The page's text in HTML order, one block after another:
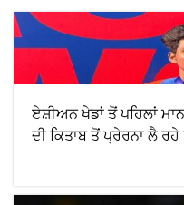
ਏਸ਼ੀਅਨ ਖੇਡਾਂ ਤੋਂ ਪਹਿਲਾਂ
ਦੀ ਕਿਤਾਬ ਤੋਂ ਪ੍ਰੇਰਨਾ ਲੈ